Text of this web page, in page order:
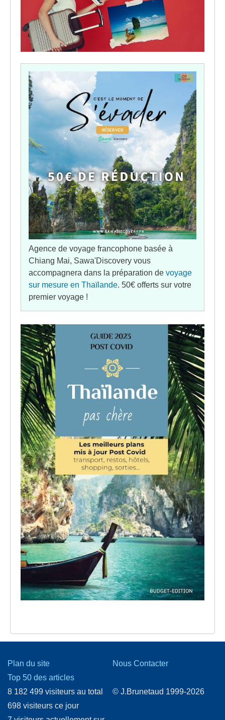
Agence de voyage francophone basée à
Chiang Mai, Sawa'Discovery vous
accompagnera dans la préparation de voyage
sur mesure en Thaïlande. 50€ offerts sur votre
premier voyage !
Plan du site
Top 50 des articles
8 182 499 visiteurs au total
698 visiteurs ce jour
Nous Contacter
© J.Brunetaud 1999-2026